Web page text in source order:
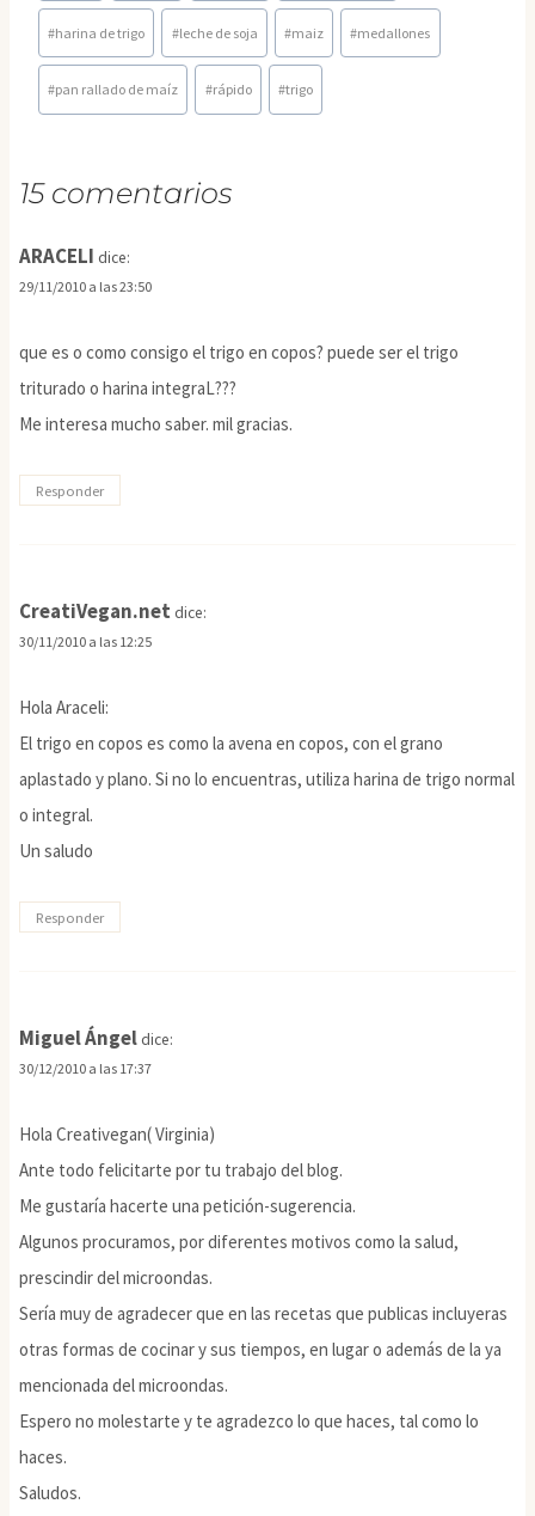
la
entrada:
#harina de trigo #leche de soja #maiz #medallones
#pan rallado de maíz #rápido #trigo
15 comentarios
ARACELI dice:
29/11/2010 a las 23:50
que es o como consigo el trigo en copos? puede ser el trigo
triturado o harina integraL???
Me interesa mucho saber. mil gracias.
Responder
CreatiVegan.net dice:
30/11/2010 a las 12:25
Hola Araceli:
El trigo en copos es como la avena en copos, con el grano
aplastado y plano. Si no lo encuentras, utiliza harina de trigo normal
o integral.
Un saludo
Responder
Miguel Ángel dice:
30/12/2010 a las 17:37
Hola Creativegan( Virginia)
Ante todo felicitarte por tu trabajo del blog.
Me gustaría hacerte una petición-sugerencia.
Algunos procuramos, por diferentes motivos como la salud,
prescindir del microondas.
Sería muy de agradecer que en las recetas que publicas incluyeras
otras formas de cocinar y sus tiempos, en lugar o además de la ya
mencionada del microondas.
Espero no molestarte y te agradezco lo que haces, tal como lo
haces.
Saludos.